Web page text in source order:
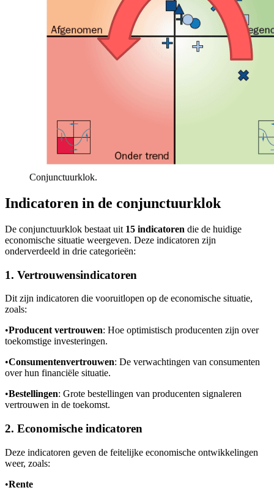
Conjunctuurklok.
Indicatoren in de conjunctuurklok
De conjunctuurklok bestaat uit 15 indicatoren die de huidige
economische situatie weergeven. Deze indicatoren zijn
onderverdeeld in drie categorieën:
1. Vertrouwensindicatoren
Dit zijn indicatoren die vooruitlopen op de economische situatie,
zoals:
•Producent vertrouwen: Hoe optimistisch producenten zijn over
toekomstige investeringen.
•Consumentenvertrouwen: De verwachtingen van consumenten
over hun financiële situatie.
•Bestellingen: Grote bestellingen van producenten signaleren
vertrouwen in de toekomst.
2. Economische indicatoren
Deze indicatoren geven de feitelijke economische ontwikkelingen
weer, zoals:
•Rente